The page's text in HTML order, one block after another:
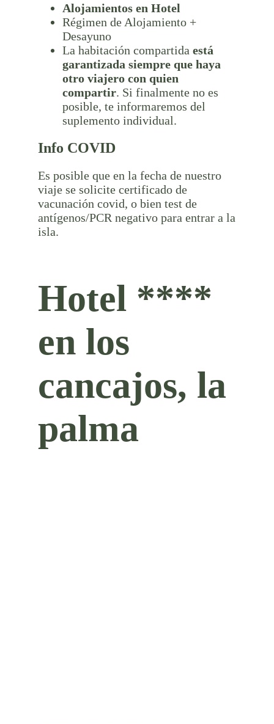
Alojamientos en Hotel
Régimen de Alojamiento +
Desayuno
La habitación compartida está
garantizada siempre que haya
otro viajero con quien
compartir. Si finalmente no es
posible, te informaremos del
suplemento individual.
Info COVID
Es posible que en la fecha de nuestro
viaje se solicite certificado de
vacunación covid, o bien test de
antígenos/PCR negativo para entrar a la
isla.
Hotel ****
en los
cancajos, la
palma